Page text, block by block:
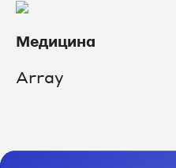
Медицина
Array